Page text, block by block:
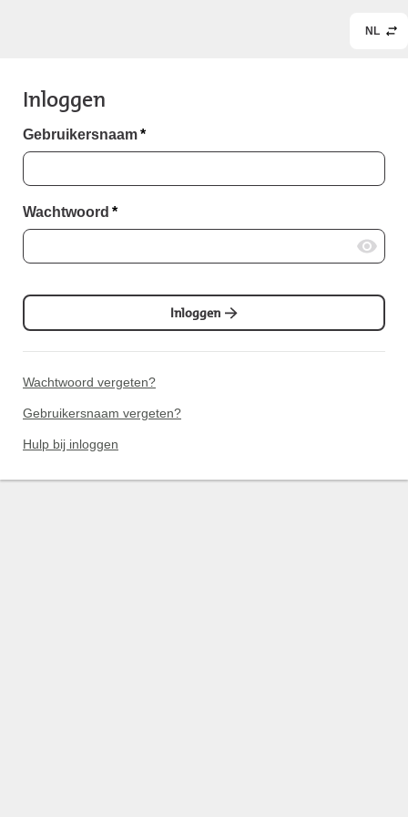
NL
Inloggen
Gebruikersnaam*
Wachtwoord *
Inloggen
Wachtwoord vergeten?
Gebruikersnaam vergeten?
Hulp bij inloggen